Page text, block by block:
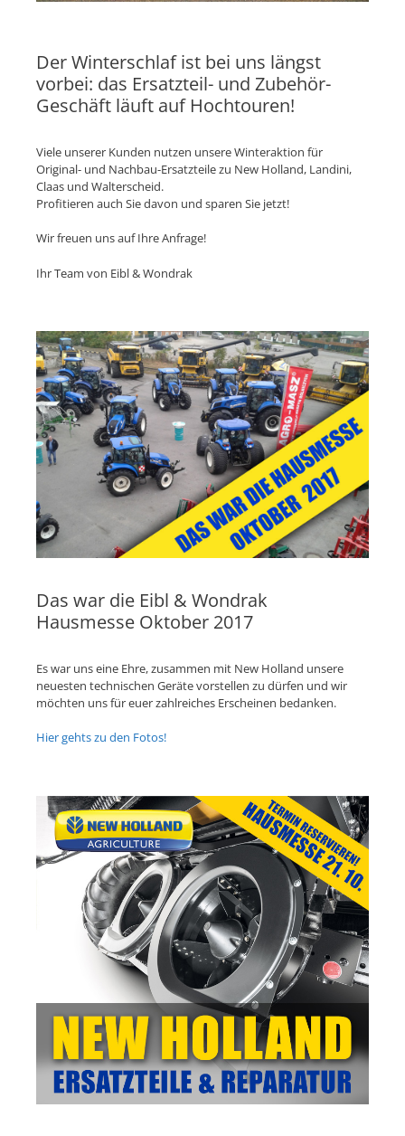
Der Winterschlaf ist bei uns längst
vorbei: das Ersatzteil- und Zubehör-
Geschäft läuft auf Hochtouren!
Viele unserer Kunden nutzen unsere Winteraktion für
Original- und Nachbau-Ersatzteile zu New Holland, Landini,
Claas und Walterscheid.
Profitieren auch Sie davon und sparen Sie jetzt!
Wir freuen uns auf Ihre Anfrage!
Ihr Team von Eibl & Wondrak
Das war die Eibl & Wondrak
Hausmesse Oktober 2017
Es war uns eine Ehre, zusammen mit New Holland unsere
neuesten technischen Geräte vorstellen zu dürfen und wir
möchten uns für euer zahlreiches Erscheinen bedanken.
Hier gehts zu den Fotos!